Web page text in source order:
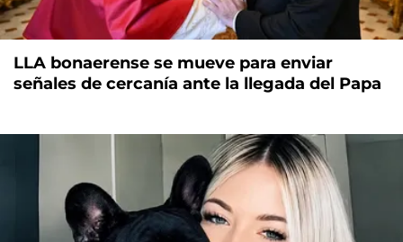
LLA bonaerense se mueve para enviar
señales de cercanía ante la llegada del Papa